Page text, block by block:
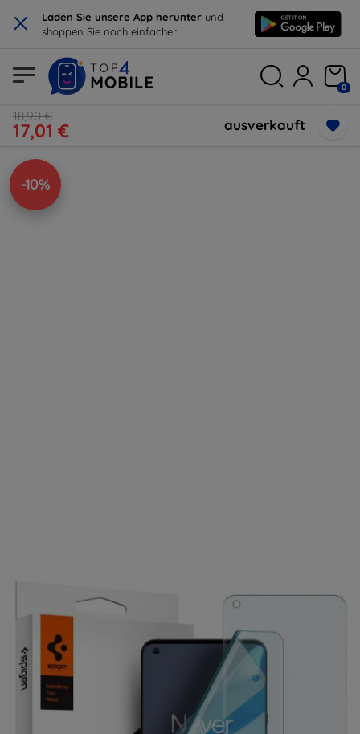
× Laden Sie unsere App herunter und
shoppen Sie noch einfacher.
0
18,90 €
17,01 € ausverkauft
-10%